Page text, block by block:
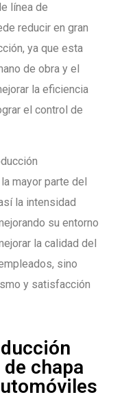
línea de
reducir en gran
ya que esta
de obra y el
la eficiencia
el control de
mayor parte del
la intensidad
su entorno
la calidad del
sino
y satisfacción
chapa